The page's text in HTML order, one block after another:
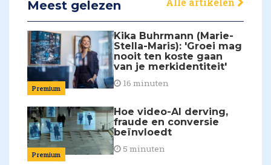
Meest gelezen
Premium
Kika Buhrmann (Marie-
Stella-Maris): 'Groei mag
nooit ten koste gaan
van je merkidentiteit'
16 minuten
Premium
Hoe video-AI derving,
fraude en conversie
beïnvloedt
5 minuten